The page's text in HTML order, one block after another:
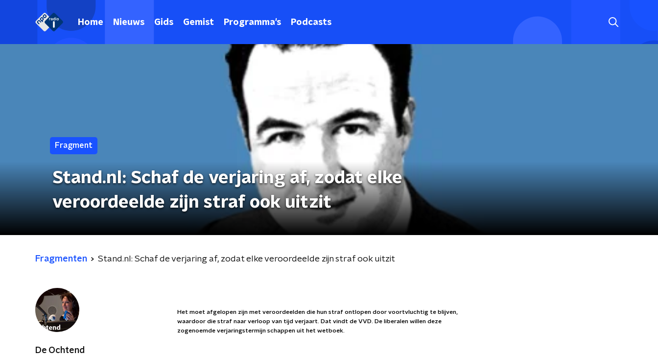
Home Nieuws Gids Gemist Programma's Podcasts
Fragment
Stand.nl: Schaf de verjaring af, zodat elke
veroordeelde zijn straf ook uitzit
Fragmenten Stand.nl: Schaf de verjaring af, zodat elke veroordeelde zijn straf ook uitzit
De Ochtend
Het moet afgelopen zijn met veroordeelden die hun straf ontlopen door voortvluchtig te blijven,
waardoor die straf naar verloop van tijd verjaart. Dat vindt de VVD. De liberalen willen deze
zogenoemde verjaringstermijn schappen uit het wetboek.